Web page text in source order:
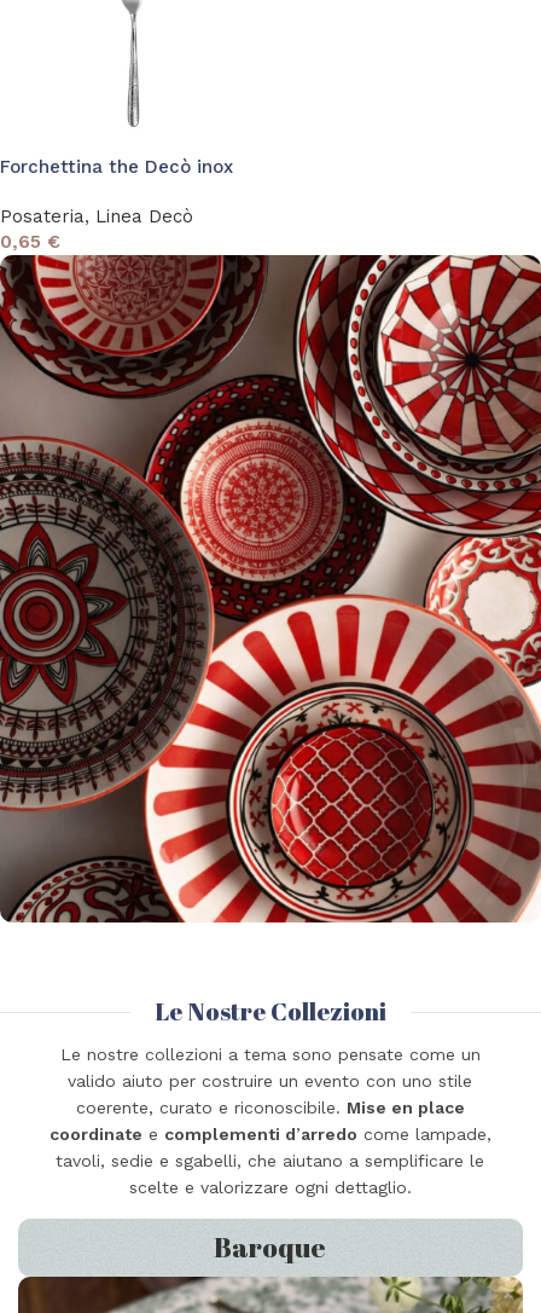
Forchettina the Decò inox
Posateria, Linea Decò
0,65 €
Le Nostre Collezioni
Le nostre collezioni a tema sono pensate come un
valido aiuto per costruire un evento con uno stile
coerente, curato e riconoscibile. Mise en place
coordinate e complementi d’arredo come lampade,
tavoli, sedie e sgabelli, che aiutano a semplificare le
scelte e valorizzare ogni dettaglio.
Baroque